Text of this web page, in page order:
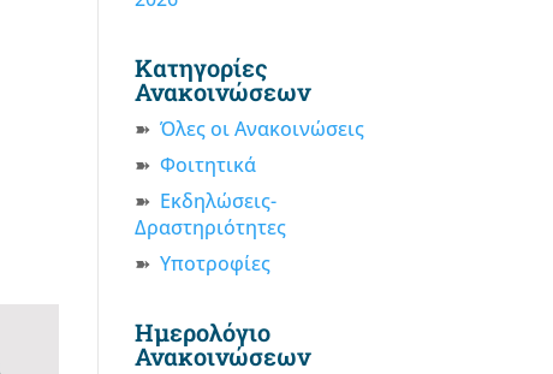
Κατηγορίες
Ανακοινώσεων
Όλες οι Ανακοινώσεις
Φοιτητικά
Εκδηλώσεις-
Δραστηριότητες
Υποτροφίες
Ημερολόγιο
Ανακοινώσεων